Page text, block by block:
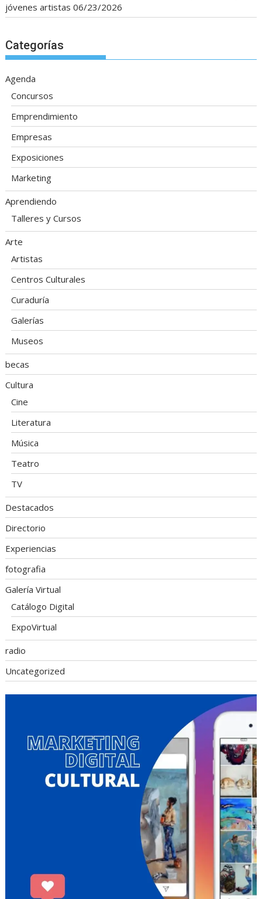
jóvenes artistas 06/23/2026
Categorías
Agenda
Concursos
Emprendimiento
Empresas
Exposiciones
Marketing
Aprendiendo
Talleres y Cursos
Arte
Artistas
Centros Culturales
Curaduría
Galerías
Museos
becas
Cultura
Cine
Literatura
Música
Teatro
TV
Destacados
Directorio
Experiencias
fotografia
Galería Virtual
Catálogo Digital
ExpoVirtual
radio
Uncategorized